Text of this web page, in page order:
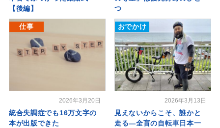
【後編】
つ
仕事
2026年3月20日
統合失調症でも16万文字の
本が出版できた
おでかけ
2026年3月13日
見えないからこそ、誰かと
走る―全盲の自転車日本一